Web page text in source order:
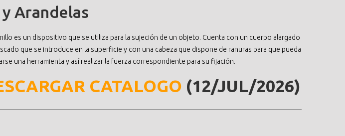
Arandelas
es un dispositivo que se utiliza para la sujeción de un objeto. Cuenta con un cuerpo alargado
que se introduce en la superficie y con una cabeza que dispone de ranuras para que pueda
una herramienta y así realizar la fuerza correspondiente para su fijación.
CATALOGO (12/JUL/2026)